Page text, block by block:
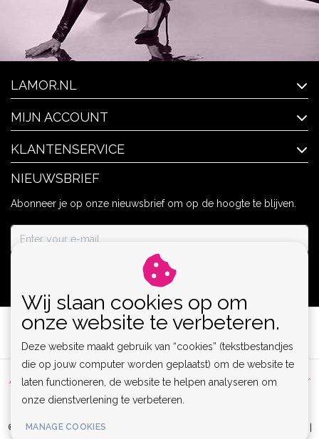
LAMOR.NL
MIJN ACCOUNT
KLANTENSERVICE
NIEUWSBRIEF
Abonneer je op onze nieuwsbrief om op de hoogte te blijven.
Algemene voorwaarden | Privacy Policy | Sitemap |
Disclaimer
RSS Feed
© Copyright 2026 - Lamor | Clubwear, Lingerie & Kinky Fashion XS-6XL |
Wij slaan cookies op om
onze website te verbeteren.
Deze website maakt gebruik van “cookies” (tekstbestandjes
die op jouw computer worden geplaatst) om de website te
laten functioneren, de website te helpen analyseren om
onze dienstverlening te verbeteren.
MANAGE COOKIES